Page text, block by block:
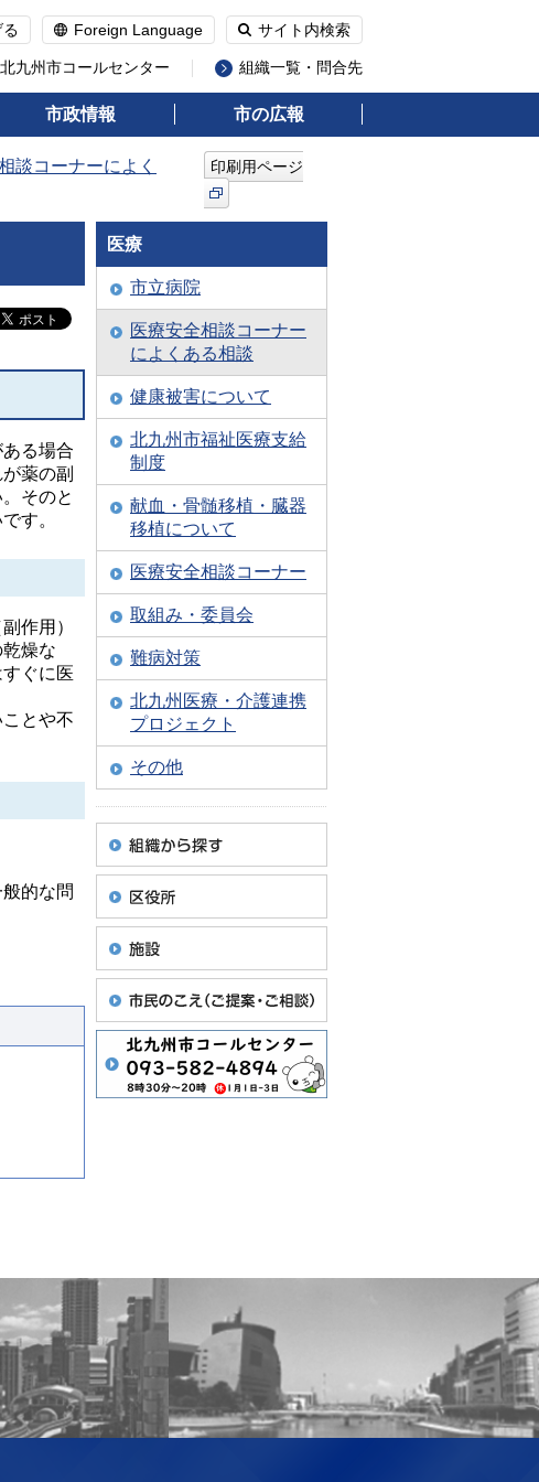
Foreign Language サイト内検索
北九州市コールセンター 組織一覧・問合先
市政情報 市の広報
談コーナーによく
印刷用ページ
る場合
薬の副
そのと
す。
作用）
燥な
ぐに医
とや不
的な問
医療
市立病院
医療安全相談コーナー
によくある相談
健康被害について
北九州市福祉医療支給
制度
献血・骨髄移植・臓器
移植について
医療安全相談コーナー
取組み・委員会
難病対策
北九州医療・介護連携
プロジェクト
その他